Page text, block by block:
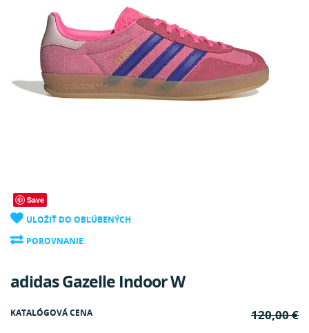
Save
ULOŽIŤ DO OBĽÚBENÝCH
POROVNANIE
adidas Gazelle Indoor W
KATALÓGOVÁ CENA 120,00 €